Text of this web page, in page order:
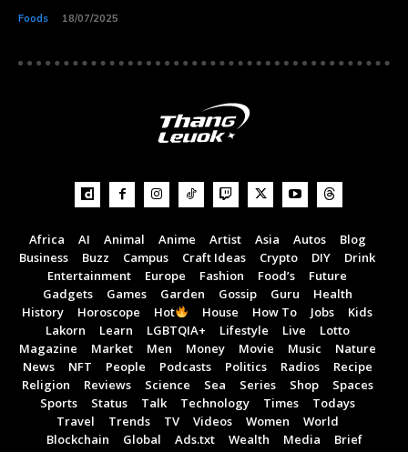
Subscribe now
To access premium
content
Free 15 Day Trial
Monthly or Yearly Memberships
Subscribe now
To access premium
content
Free 15 Day Trial
Monthly or Yearly Memberships
Foods 18/07/2025
Africa AI Animal Anime Artist Asia Autos
Blog
Business
Buzz Campus Craft Ideas Crypto DIY
Drink
Entertainment
Europe Fashion Food’s
Future
Gadgets
Games Garden Gossip Guru
Health
History
Horoscope Hot House How To Jobs
Kids
Lakorn
Learn LGBTQIA+ Lifestyle Live
Lotto
Magazine
Market Men Money Movie Music
Nature
News
NFT People Podcasts Politics Radios
Recipe
Religion
Reviews Science Sea Series Shop
Spaces
Sports
Status Talk Technology Times
Todays
Travel
Trends TV Videos Women
World
Blockchain
Global Ads.txt Wealth Media Brief